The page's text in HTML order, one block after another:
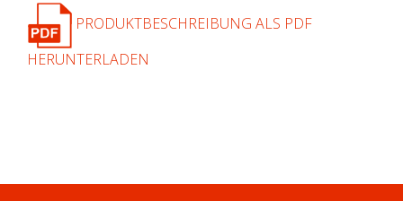
PRODUKTBESCHREIBUNG ALS PDF
HERUNTERLADEN